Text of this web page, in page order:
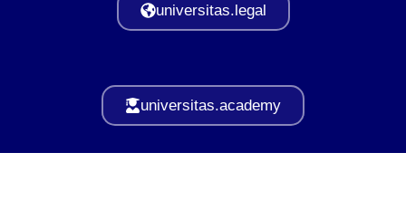
universitas.legal
universitas.academy